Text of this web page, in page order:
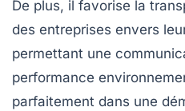
De plus, il favorise la
des entreprises envers
permettant une
performance
parfaitement dans une